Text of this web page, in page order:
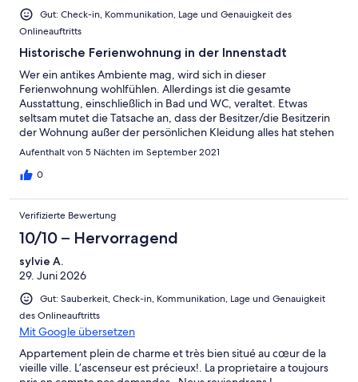
Gut: Check-in, Kommunikation, Lage und Genauigkeit des
Onlineauftritts
Historische Ferienwohnung in der Innenstadt
Wer ein antikes Ambiente mag, wird sich in dieser
Ferienwohnung wohlfühlen. Allerdings ist die gesamte
Ausstattung, einschließlich in Bad und WC, veraltet. Etwas
seltsam mutet die Tatsache an, dass der Besitzer/die Besitzerin
der Wohnung außer der persönlichen Kleidung alles hat stehen
und hängen lassen. Die Ausrüstungsgegenstände waren
deutlich veraltet und teilweise zuviel vorhanden. Insgesamt
macht die Wohnung den Eindruck, als hätte sich jemand
allernotwendigsten persönlichen Gegenstände entfernt.
Aufenthalt von 5 Nächten im September 2021
0
Verifizierte Bewertung
10/10 – Hervorragend
sylvie A.
29. Juni 2026
Gut: Sauberkeit, Check-in, Kommunikation, Lage und Genauigkeit
des Onlineauftritts
Mit Google übersetzen
Appartement plein de charme et très bien situé au cœur de la
vieille ville. L’ascenseur est précieux!. La proprietaire a toujours